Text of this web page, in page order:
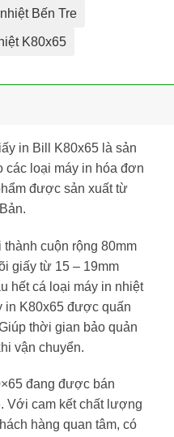
Bến Tre
K80x65
in Bill K80x65 là sản
các loại máy in hóa đơn
được sản xuất từ
cuộn rộng 80mm
giấy từ 15 – 19mm
hết cá loại máy in nhiệt
in K80x65 được quấn
thời gian bảo quản
vận chuyển.
đang được bán
Với cam kết chất lượng
hàng quan tâm, có